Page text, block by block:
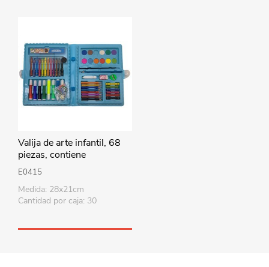
Valija de arte infantil, 68
piezas, contiene
marcadores, lápices,
crayolas, pasteles,
acuarelas, y varios
accesorios
E0415
Medida: 28x21cm
Cantidad por caja: 30